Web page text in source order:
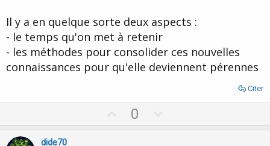
Il y a en quelque sorte deux aspects :
- le temps qu'on met à retenir
- les méthodes pour consolider ces nouvelles
connaissances pour qu'elle deviennent pérennes
Citer
p
0
o
dide70